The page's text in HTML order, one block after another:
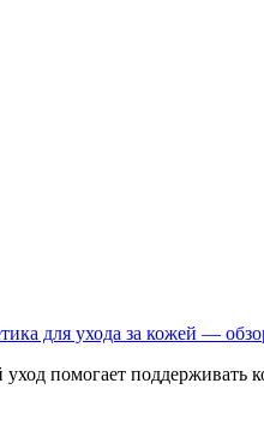
для ухода за кожей —
помогает поддерживать